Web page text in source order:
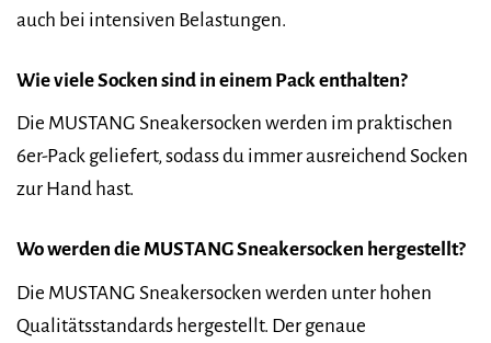
auch bei intensiven Belastungen.
Wie viele Socken sind in einem Pack enthalten?
Die MUSTANG Sneakersocken werden im praktischen
6er-Pack geliefert, sodass du immer ausreichend Socken
zur Hand hast.
Wo werden die MUSTANG Sneakersocken hergestellt?
Die MUSTANG Sneakersocken werden unter hohen
Qualitätsstandards hergestellt. Der genaue